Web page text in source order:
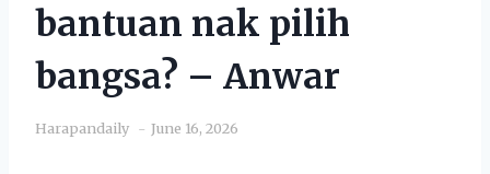
bantuan nak pilih
bangsa? – Anwar
Harapandaily June 16, 2026